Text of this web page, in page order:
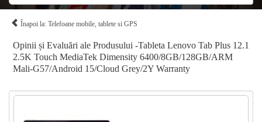
Înapoi la: Telefoane mobile, tablete si GPS
Opinii și Evaluări ale Produsului -Tableta Lenovo Tab Plus 12.1
2.5K Touch MediaTek Dimensity 6400/8GB/128GB/ARM
Mali-G57/Android 15/Cloud Grey/2Y Warranty